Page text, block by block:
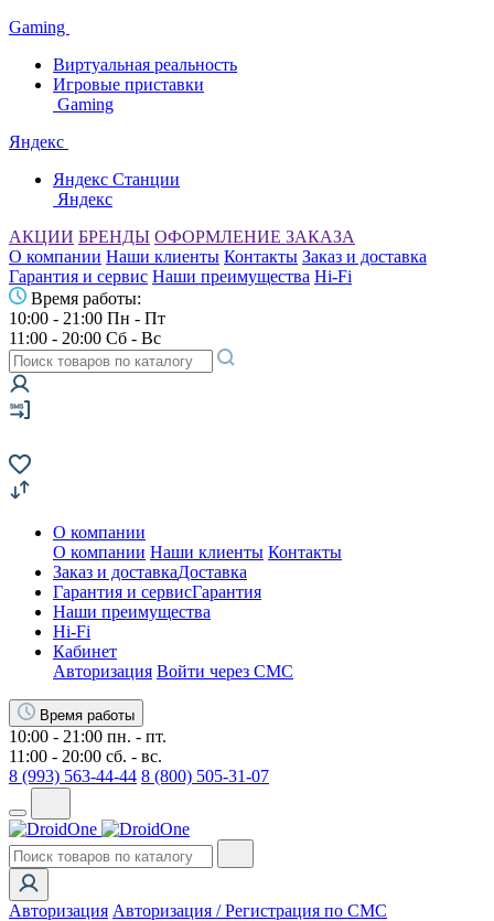
Gaming
Виртуальная реальность
Игровые приставки
Gaming
Яндекс
Яндекс Станции
Яндекс
АКЦИИ БРЕНДЫ ОФОРМЛЕНИЕ ЗАКАЗА
О компании Наши клиенты Контакты Заказ и доставка
Гарантия и сервис Наши преимущества Hi-Fi
Время работы:
10:00 - 21:00 Пн - Пт
11:00 - 20:00 Сб - Вс
О компании
О компании Наши клиенты Контакты
Заказ и доставкаДоставка
Гарантия и сервисГарантия
Наши преимущества
Hi-Fi
Кабинет
Авторизация Войти через СМС
Время работы
10:00 - 21:00 пн. - пт.
11:00 - 20:00 сб. - вс.
8 (993) 563-44-44 8 (800) 505-31-07
Авторизация Авторизация / Регистрация по СМС